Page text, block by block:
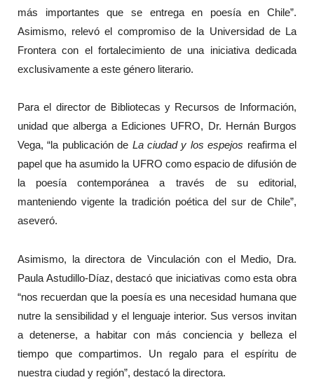
más importantes que se entrega en poesía en Chile”.
Asimismo, relevó el compromiso de la Universidad de La
Frontera con el fortalecimiento de una iniciativa dedicada
exclusivamente a este género literario.
Para el director de Bibliotecas y Recursos de Información,
unidad que alberga a Ediciones UFRO, Dr. Hernán Burgos
Vega, “la publicación de La ciudad y los espejos reafirma el
papel que ha asumido la UFRO como espacio de difusión de
la poesía contemporánea a través de su editorial,
manteniendo vigente la tradición poética del sur de Chile”,
aseveró.
Asimismo, la directora de Vinculación con el Medio, Dra.
Paula Astudillo-Díaz, destacó que iniciativas como esta obra
“nos recuerdan que la poesía es una necesidad humana que
nutre la sensibilidad y el lenguaje interior. Sus versos invitan
a detenerse, a habitar con más conciencia y belleza el
tiempo que compartimos. Un regalo para el espíritu de
nuestra ciudad y región”, destacó la directora.